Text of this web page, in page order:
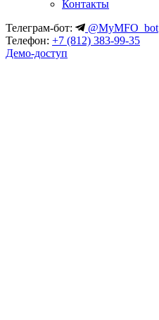
Контакты
Телеграм-бот:
@MyMFO_bot
Телефон: +7 (812) 383-99-35
Демо-доступ